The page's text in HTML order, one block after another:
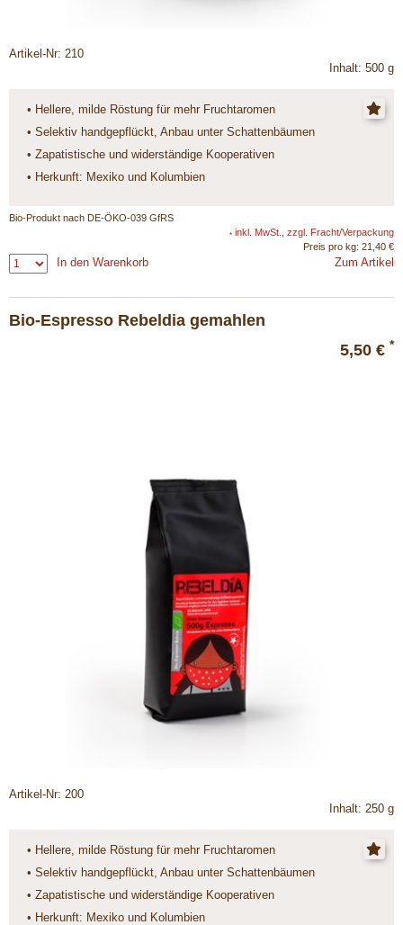
Artikel-Nr: 210
Inhalt: 500 g
• Hellere, milde Röstung für mehr Fruchtaromen
• Selektiv handgepflückt, Anbau unter Schattenbäumen
• Zapatistische und widerständige Kooperativen
• Herkunft: Mexiko und Kolumbien
Bio-Produkt nach DE-ÖKO-039 GfRS
* inkl. MwSt., zzgl. Fracht/Verpackung
Preis pro kg: 21,40 €
In den Warenkorb Zum Artikel
Bio-Espresso Rebeldia gemahlen
5,50 € *
Artikel-Nr: 200
Inhalt: 250 g
• Hellere, milde Röstung für mehr Fruchtaromen
• Selektiv handgepflückt, Anbau unter Schattenbäumen
• Zapatistische und widerständige Kooperativen
• Herkunft: Mexiko und Kolumbien